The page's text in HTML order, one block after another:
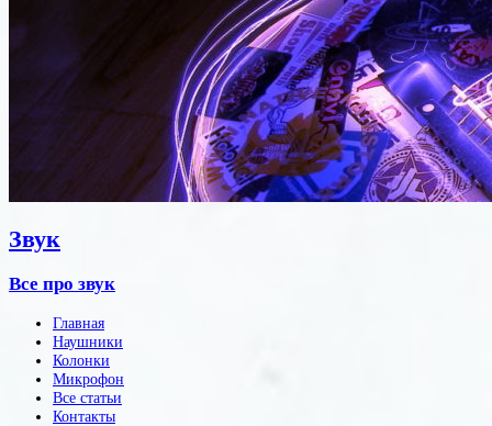
Звук
Все про звук
Главная
Наушники
Колонки
Микрофон
Все статьи
Контакты